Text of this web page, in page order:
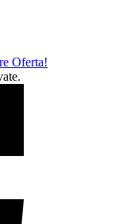
Oferta!